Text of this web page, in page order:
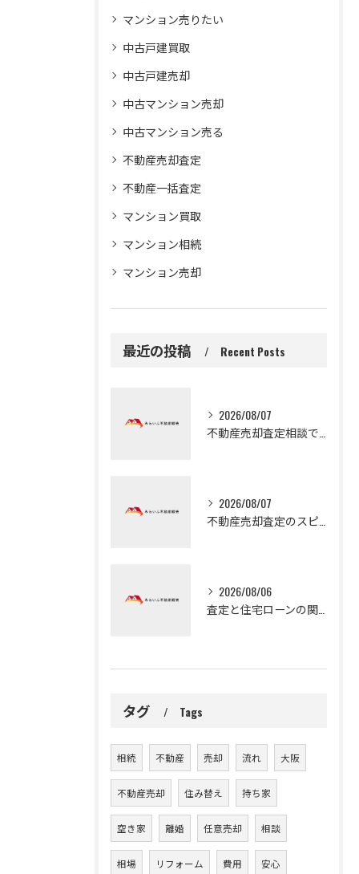
マンション売りたい
中古戸建買取
中古戸建売却
中古マンション売却
中古マンション売る
不動産売却査定
不動産一括査定
マンション買取
マンション相続
マンション売却
最近の投稿 Recent Posts
2026/08/07
2026/08/07
2026/08/06
タグ Tags
相続 不動産 売却 流れ 大阪
不動産売却 住み替え 持ち家
空き家 離婚 任意売却 相談
相場 リフォーム 費用 安心